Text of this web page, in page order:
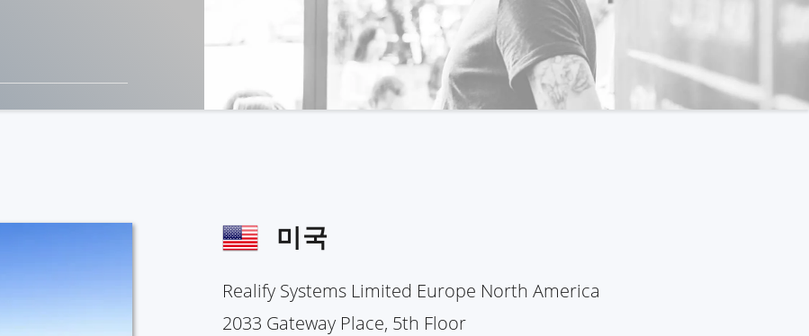
미국
Realify Systems Limited Europe North America
2033 Gateway Place, 5th Floor